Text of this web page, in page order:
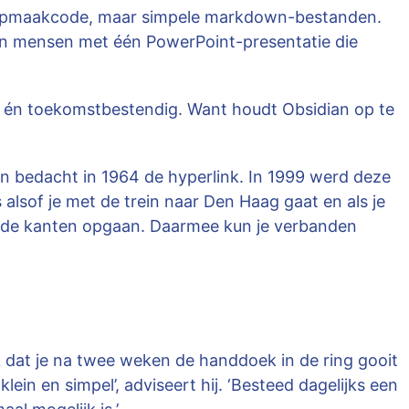
maar simpele markdown-bestanden.
mensen met één PowerPoint-presentatie die
toekomstbestendig. Want houdt Obsidian op te
bedacht in 1964 de hyperlink. In 1999 werd deze
je met de trein naar Den Haag gaat en als je
kanten opgaan. Daarmee kun je verbanden
je na twee weken de handdoek in de ring gooit
en simpel’, adviseert hij. ‘Besteed dagelijks een